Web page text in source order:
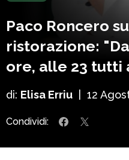
Paco Roncero
ristorazione:
ore, alle 23 tutti
di: Elisa Erriu 12
Condividi: